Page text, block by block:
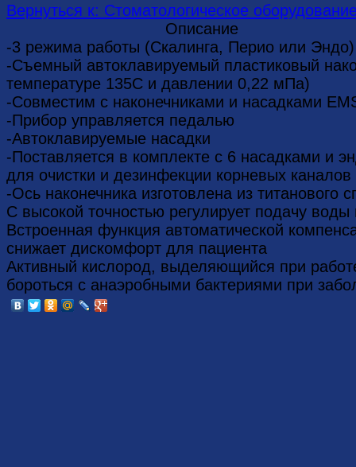
Вернуться к: Стоматологическое
Описание
-3 режима работы (Скалинга, Перио или Эндо)
-Cъемный автоклавируемый пластиковый
температуре 135C и давлении 0,22 мПа)
-Совместим с наконечниками и насадками
-Прибор управляется педалью
-Автоклавируемые насадки
-Поставляется в комплекте с 6 насадками и
для очистки и дезинфекции корневых каналов
-Ось наконечника изготовлена из титанового
C высокой точностью регулирует подачу воды
Встроенная функция автоматической
снижает дискомфорт для пациента
Активный кислород, выделяющийся при
бороться с анаэробными бактериями при